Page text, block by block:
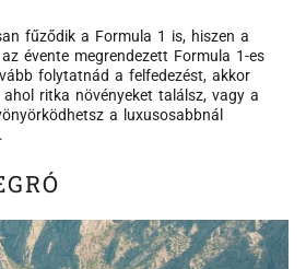
fűződik a Formula 1 is, hiszen a
évente megrendezett Formula 1-es
folytatnád a felfedezést, akkor
ritka növényeket találsz, vagy a
a luxusosabbnál